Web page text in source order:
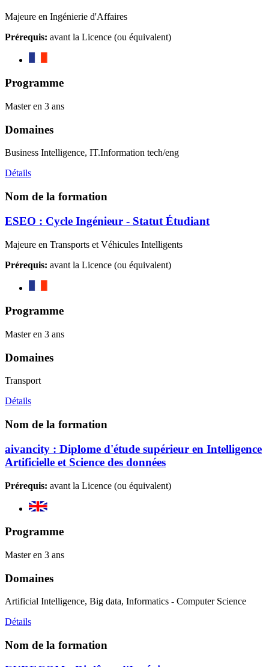
Majeure en Ingénierie d'Affaires
Prérequis: avant la Licence (ou équivalent)
Programme
Master en 3 ans
Domaines
Business Intelligence, IT.Information tech/eng
Détails
Nom de la formation
ESEO : Cycle Ingénieur - Statut Étudiant
Majeure en Transports et Véhicules Intelligents
Prérequis: avant la Licence (ou équivalent)
Programme
Master en 3 ans
Domaines
Transport
Détails
Nom de la formation
aivancity : Diplome d'étude supérieur en Intelligence
Artificielle et Science des données
Prérequis: avant la Licence (ou équivalent)
Programme
Master en 3 ans
Domaines
Artificial Intelligence, Big data, Informatics - Computer Science
Détails
Nom de la formation